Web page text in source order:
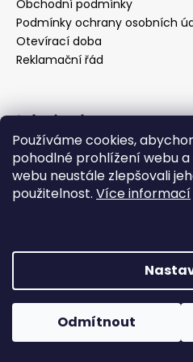
Používáme cookies,
pohodlné prohlížení webu
webu neustále zlepšovali
použitelnost. Více informací
Odmítnout
a
j
í
?
HLEDAT
D
p
u
Obchodní podmínky
Podmínky ochrany osobních
Otevírací doba
Reklamační řád
Jak si vybrat
Jak si určit svůj typ
29.3.2022
Jak se správně změřit
Vytvořil
Copyright 2026Indivine
vyhrazena.Upravit